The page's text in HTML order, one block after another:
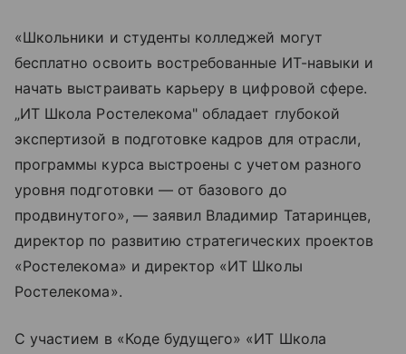
«Школьники и студенты колледжей могут
бесплатно освоить востребованные ИТ-навыки и
начать выстраивать карьеру в цифровой сфере.
„ИТ Школа Ростелекома" обладает глубокой
экспертизой в подготовке кадров для отрасли,
программы курса выстроены с учетом разного
уровня подготовки — от базового до
продвинутого», — заявил Владимир Татаринцев,
директор по развитию стратегических проектов
«Ростелекома» и директор «ИТ Школы
Ростелекома».
С участием в «Коде будущего» «ИТ Школа